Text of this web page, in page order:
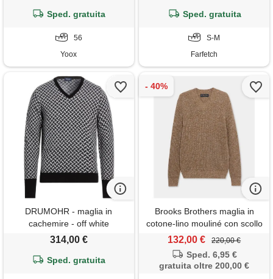
Sped. gratuita
56
Yoox
Sped. gratuita
S-M
Farfetch
DRUMOHR - maglia in
cachemire - off white
314,00 €
Sped. gratuita
Brooks Brothers maglia in
cotone-lino mouliné con scollo
a v beige
132,00 € 220,00 €
Sped. 6,95 €
gratuita oltre 200,00 €